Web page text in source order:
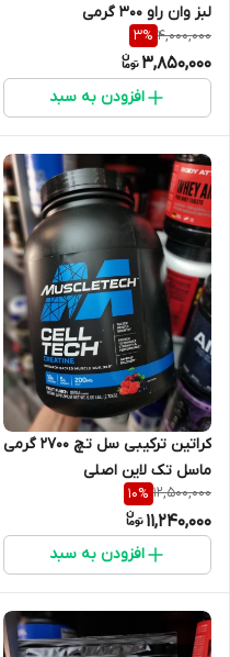
لبز وان راو ۳۰۰ گرمی
4,000,000
3%
3,850,000
افزودن به سبد
کراتین ترکیبی سل تچ ۲۷۰۰ گرمی
ماسل تک لاین اصلی
12,500,000
10%
11,240,000
افزودن به سبد